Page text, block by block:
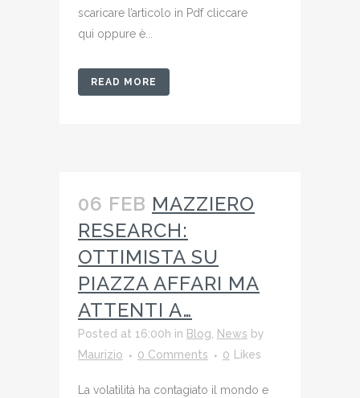
scaricare l’articolo in Pdf cliccare
qui oppure è...
READ MORE
06 FEB MAZZIERO
RESEARCH:
OTTIMISTA SU
PIAZZA AFFARI MA
ATTENTI A…
Posted at 16:00h in Blog, News by
Maurizio
0 Comments 0 Likes
La volatilità ha contagiato il mondo e